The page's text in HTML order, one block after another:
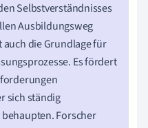
Selbstverständnisses
Ausbildungsweg
die Grundlage für
Es fördert
sich ständig
Forscher